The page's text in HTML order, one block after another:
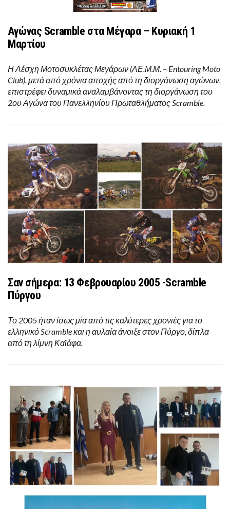
Αγώνας Scramble στα Μέγαρα – Κυριακή 1
Μαρτίου
Η Λέσχη Μοτοσυκλέτας Μεγάρων (ΛΕ.Μ.Μ. – Entouring Moto
Club), μετά από χρόνια αποχής από τη διοργάνωση αγώνων,
επιστρέφει δυναμικά αναλαμβάνοντας τη διοργάνωση του
2ου Αγώνα του Πανελληνίου Πρωταθλήματος Scramble.
Σαν σήμερα: 13 Φεβρουαρίου 2005 -Scramble
Πύργου
Το 2005 ήταν ίσως μία από τις καλύτερες χρονιές για το
ελληνικό Scramble και η αυλαία άνοιξε στον Πύργο, δίπλα
από τη λίμνη Καϊάφα.